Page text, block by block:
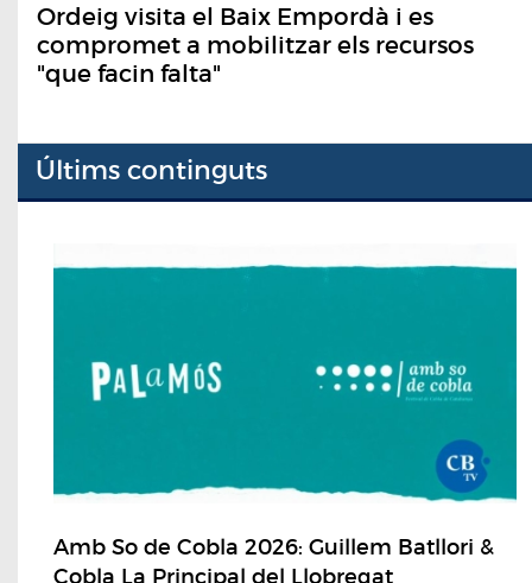
Ordeig visita el Baix Empordà i es
compromet a mobilitzar els recursos
"que facin falta"
Últims continguts
Amb So de Cobla 2026: Guillem Batllori &
Cobla La Principal del Llobregat